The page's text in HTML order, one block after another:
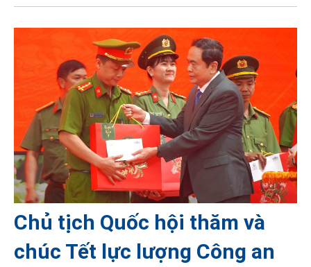
Chủ tịch Quốc hội thăm và
chúc Tết lực lượng Công an